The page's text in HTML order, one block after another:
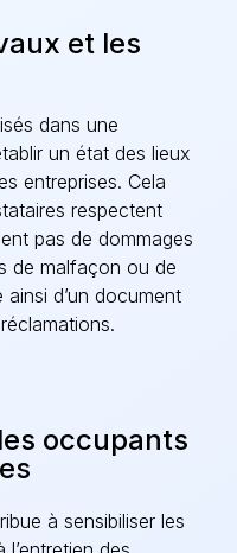
et les
dans une
un état des lieux
entreprises. Cela
respectent
pas de dommages
de malfaçon ou de
d’un document
occupants
à sensibiliser les